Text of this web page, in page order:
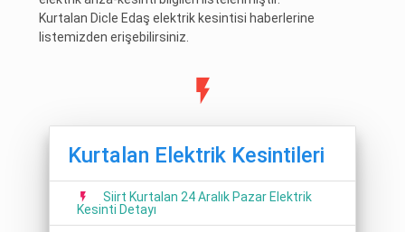
Kurtalan Dicle Edaş elektrik kesintisi haberlerine
listemizden erişebilirsiniz.
Kurtalan Elektrik Kesintileri
Siirt Kurtalan 24 Aralık Pazar Elektrik
Kesinti Detayı